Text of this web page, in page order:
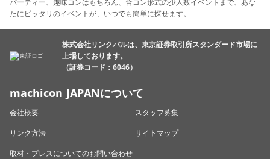
パーティー、趣味コンはもちろん、合コン形式の少人数イベントまで、あな
たにピッタリのイベントが、いつでも簡単に探せます。
株式会社リンクバルは、東京証券取引所スタンダード市場に
上場しております。
（証券コード：6046）
machicon JAPANについて
会社概要
スタッフ募集
リンク方法
サイトマップ
取材・プレスについてのお問い合わせ